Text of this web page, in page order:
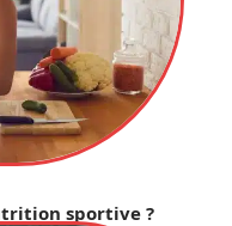
sportive ?